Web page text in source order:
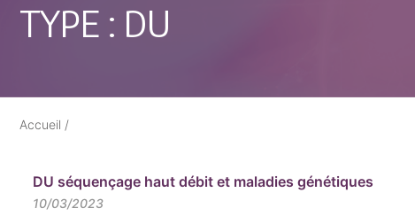
TYPE : DU
Accueil /
DU séquençage haut débit et maladies génétiques
10/03/2023